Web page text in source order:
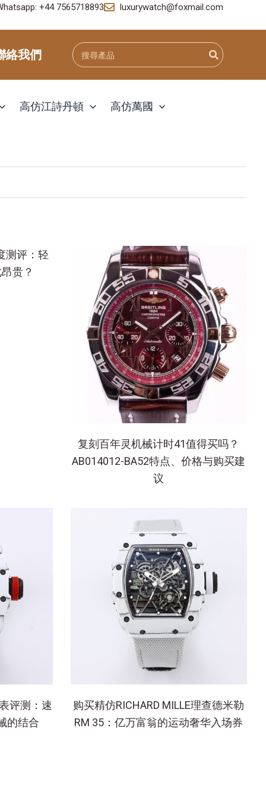
+44 7565718893 luxurywatch@foxmail.com
絡我們
Search
for:
高仿江詩丹頓 高仿萬國
测评：轻
贵？
复刻百年灵机械计时41值得买吗？
AB014012-BA52特点、价格与购买建
议
评测：速
的结合
购买精仿RICHARD MILLE理查德米勒
RM 35：亿万富翁的运动奢华入场券